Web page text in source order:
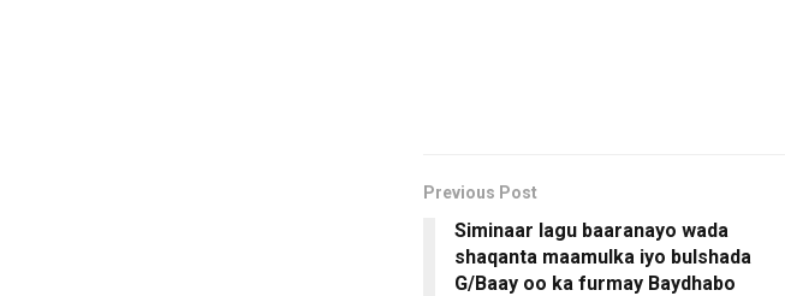
Previous Post
Siminaar lagu baaranayo wada
shaqanta maamulka iyo bulshada
G/Baay oo ka furmay Baydhabo